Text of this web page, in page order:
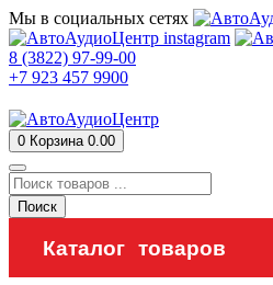
Мы в социальных сетях
8 (3822) 97-99-00
+7 923 457 9900
0 Корзина 0.00
Поиск
Каталог товаров